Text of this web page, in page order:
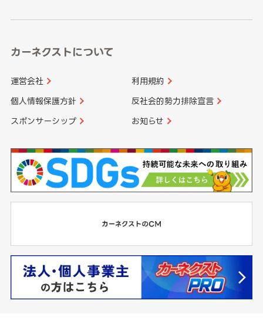
カーネクストについて
運営会社 利用規約
個人情報保護方針 反社会的勢力排除宣言
スポンサーシップ お知らせ